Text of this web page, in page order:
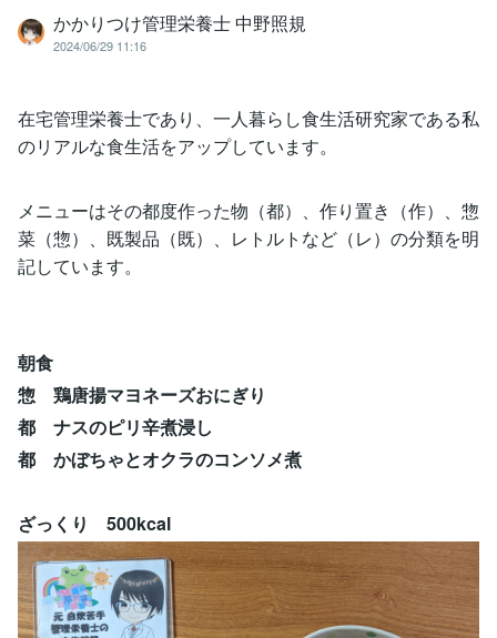
かかりつけ管理栄養士 中野照規
2024/06/29 11:16
在宅管理栄養士であり、一人暮らし食生活研究家である私
のリアルな食生活をアップしています。
メニューはその都度作った物（都）、作り置き（作）、惣
菜（惣）、既製品（既）、レトルトなど（レ）の分類を明
記しています。
朝食
惣 鶏唐揚マヨネーズおにぎり
都 ナスのピリ辛煮浸し
都 かぼちゃとオクラのコンソメ煮
ざっくり 500kcal